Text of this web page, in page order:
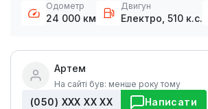
Одометр
24 000 км
Двигун
Електро, 510 к.с.
Артем
На сайті був: менше року тому
(050) ХХХ ХХ ХХ Написати